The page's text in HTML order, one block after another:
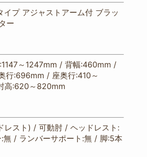
プ アジャストアーム付 ブラッ
ー
～1247mm / 背幅:460mm /
行:696mm / 座奥行:410～
高:620～820mm
レスト) / 可動肘 / ヘッドレスト:
/ ランバーサポート:無 / 脚:5本